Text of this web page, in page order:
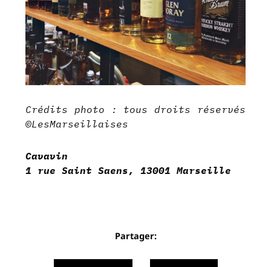
Crédits photo : tous droits réservés
©LesMarseillaises
Cavavin
1 rue Saint Saens, 13001 Marseille
Partager: